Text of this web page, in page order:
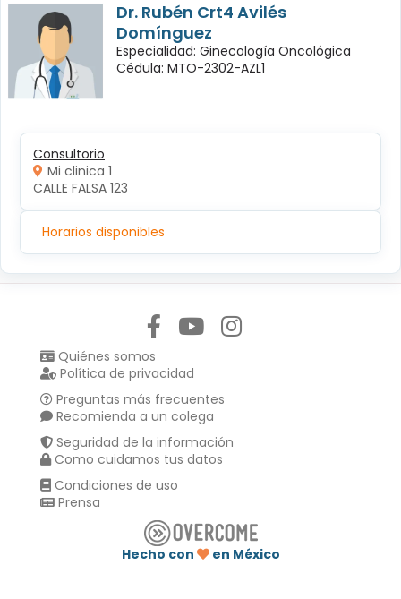
Dr. Rubén Crt4 Avilés
Domínguez
Especialidad: Ginecología Oncológica
Cédula: MTO-2302-AZL1
Consultorio
Mi clinica 1
CALLE FALSA 123
Horarios disponibles
Quiénes somos
Política de privacidad
Preguntas más frecuentes
Recomienda a un colega
Seguridad de la información
Como cuidamos tus datos
Condiciones de uso
Prensa
Hecho con
en México